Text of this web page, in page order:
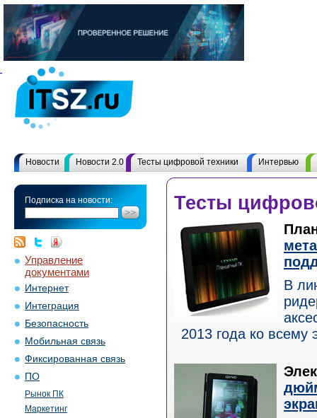
Новости Новости 2.0 Тесты цифровой техники Интервью
Подписка на новости:
Управление
документами
Интернет
Интеграция
Безопасность
Мобильная связь
Фиксированная связь
ПО
Рынок ПК
Маркетинг
Тесты
В
2013 года ко всему